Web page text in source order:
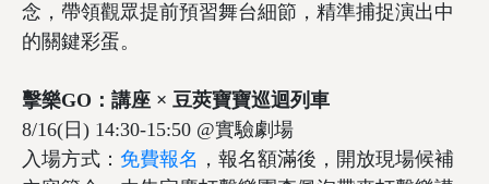
念，帶領觀眾提前預習舞台細節，精準捕捉演出中
的關鍵彩蛋。
擊樂GO：講座 × 豆莢寶寶巡迴列車
8/16(日) 14:30-15:50 @實驗劇場
入場方式： 免費報名 ，報名額滿後，開放現場候補